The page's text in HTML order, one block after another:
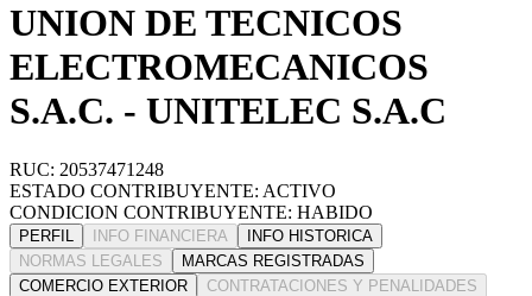
UNION DE TECNICOS
ELECTROMECANICOS
S.A.C. - UNITELEC S.A.C
RUC: 20537471248
ESTADO CONTRIBUYENTE: ACTIVO
CONDICION CONTRIBUYENTE: HABIDO
PERFIL INFO FINANCIERA
INFO HISTORICA
NORMAS LEGALES
MARCAS REGISTRADAS
COMERCIO EXTERIOR
CONTRATACIONES Y PENALIDADES